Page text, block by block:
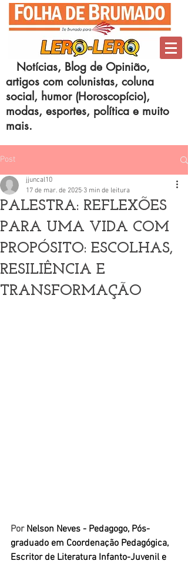
Notícias, Blog de Opinião,
artigos com colunistas, coluna
social, humor (Horoscopício),
modas, esportes, política e muito
mais.
Post
PALESTRA: REFLEXÕES
PARA UMA VIDA COM
PROPÓSITO: ESCOLHAS,
RESILIÊNCIA E
TRANSFORMAÇÃO
jjuncal10
17 de mar. de 2025 3 min de leitura
Por Nelson Neves - Pedagogo, Pós-
graduado em Coordenação Pedagógica,
Escritor de Literatura Infanto-Juvenil e